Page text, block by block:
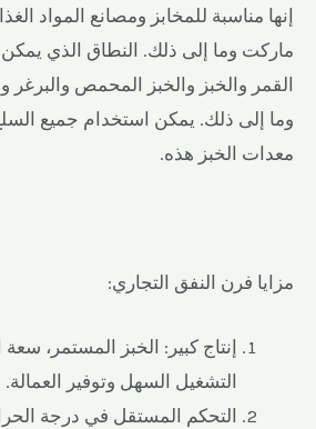
إنها مناسبة للمخابز ومصانع المواد
ماركت وما إلى ذلك. النطاق الذي
القمر والخبز والخبز المحمص والبرغر
وما إلى ذلك. يمكن استخدام جميع
معدات الخبز هذه.
مزايا فرن النفق التجاري:
إنتاج كبير: الخبز المستمر، سعة
التشغيل السهل وتوفير العمالة.
التحكم المستقل في درجة